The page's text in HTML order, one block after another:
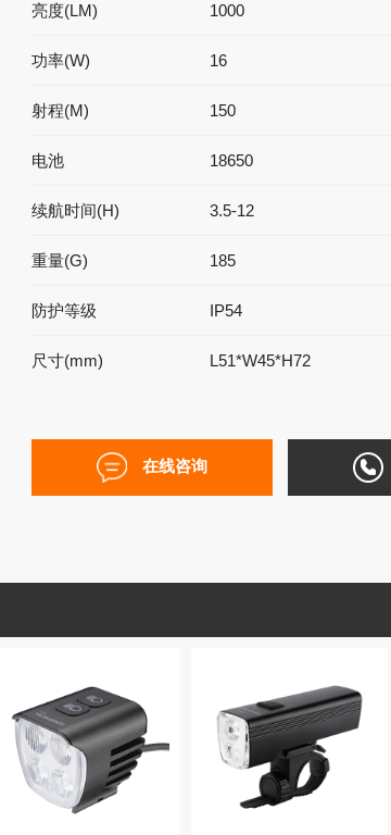
灯
灯
亮度(LM) 1000
功率(W) 16
射程(M) 150
电池 18650
续航时间(H) 3.5-12
重量(G) 185
防护等级 IP54
尺寸(mm) L51*W45*H72
在线咨询